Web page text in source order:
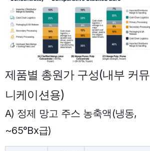
제품별 총원가 구성(내부 커뮤
니케이션용)
A) 정제 망고 주스 농축액(냉동,
~65°Bx급)